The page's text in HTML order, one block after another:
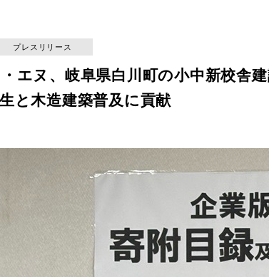
プレスリリース
エヌ、岐阜県白川町の小中新校舎
と木造建築普及に貢献